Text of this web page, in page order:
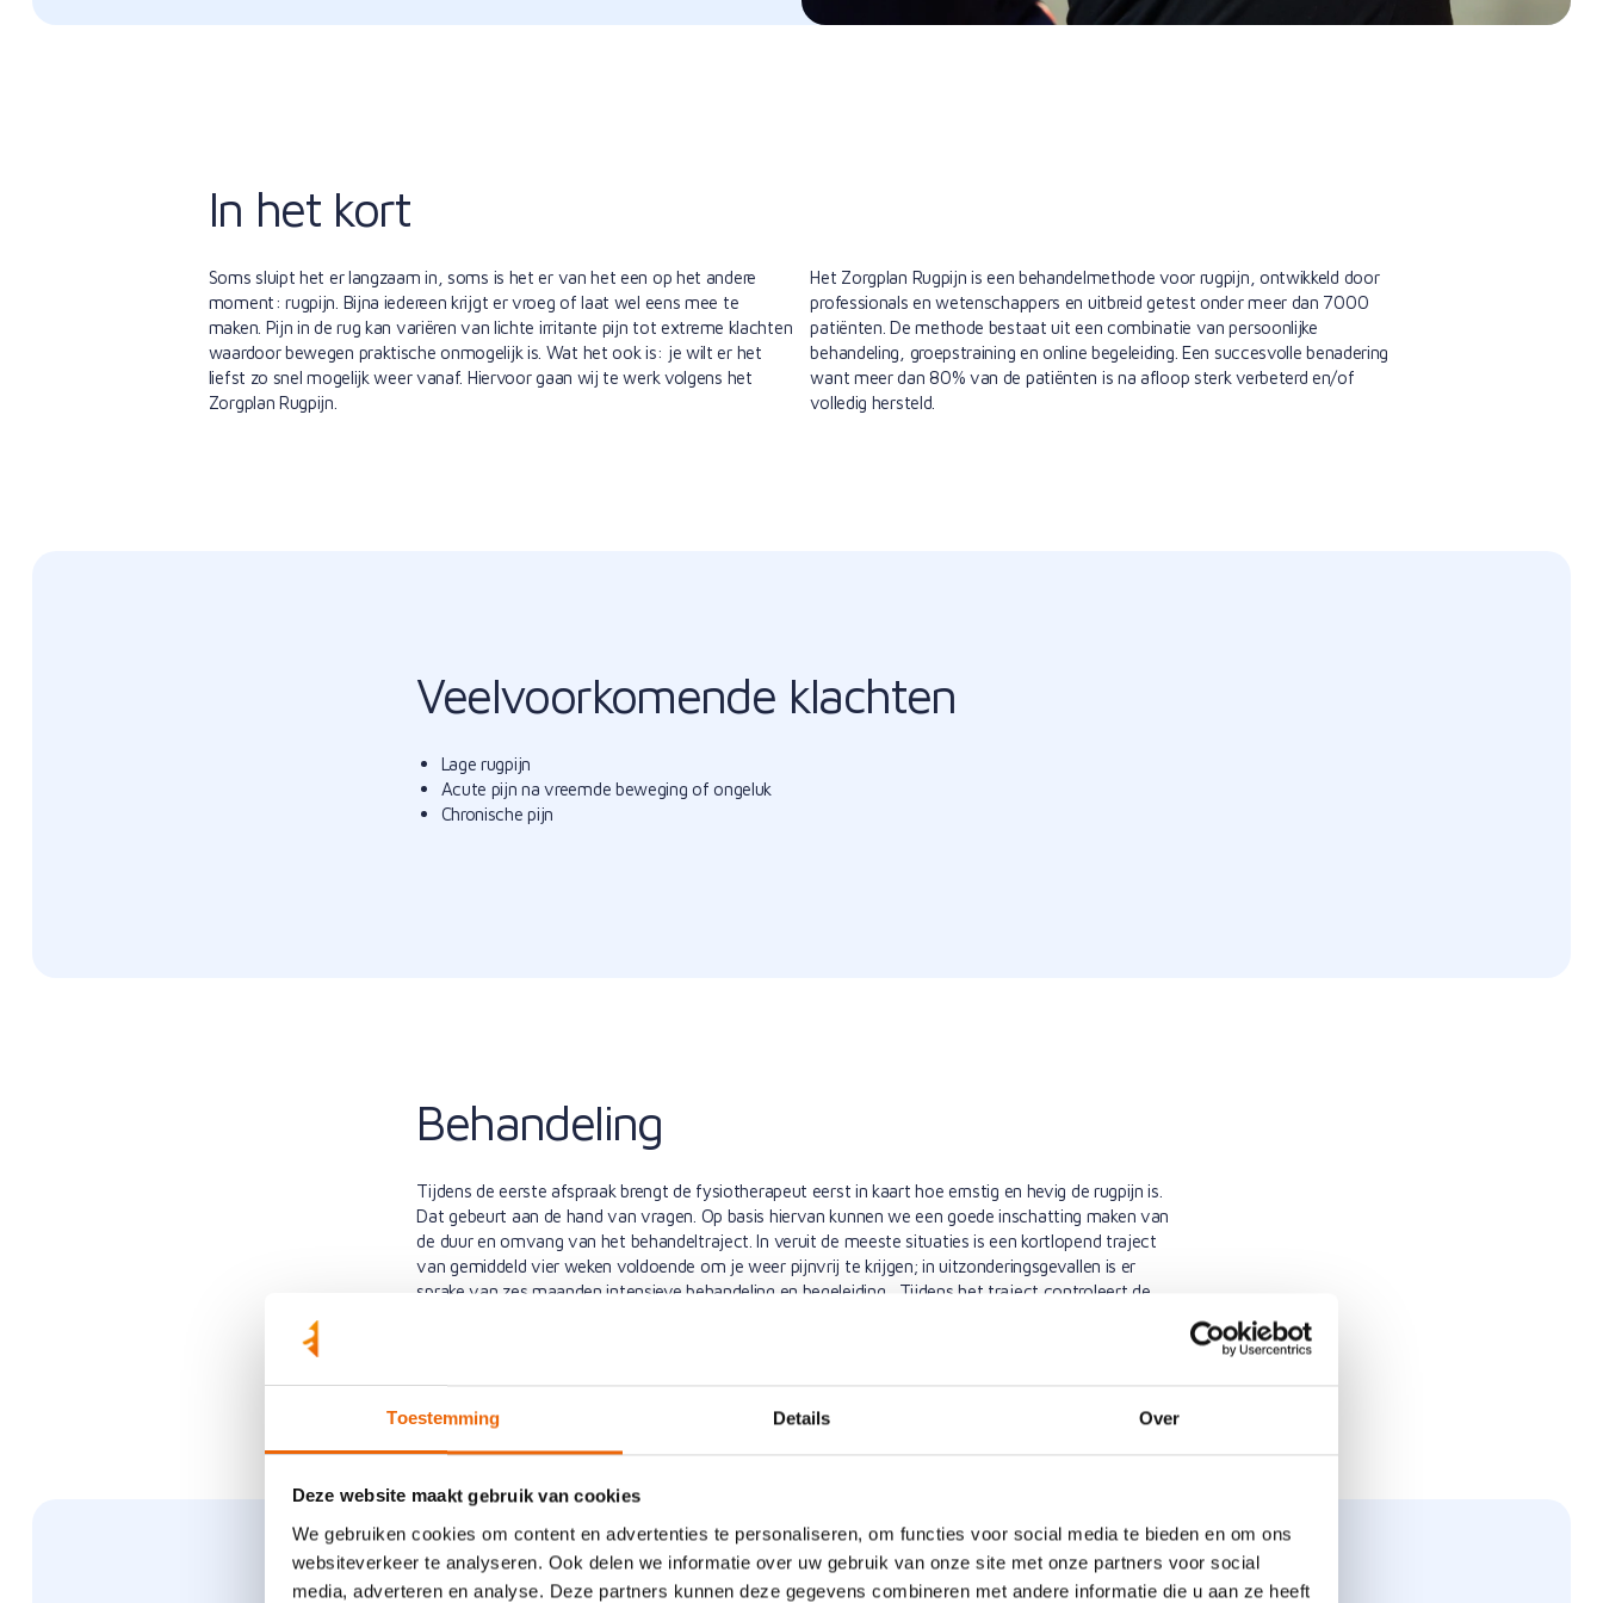
Toestemming Details Over
Deze website maakt gebruik van cookies
We gebruiken cookies om content en advertenties te personaliseren, om functies voor social media te bieden en om ons
websiteverkeer te analyseren. Ook delen we informatie over uw gebruik van onze site met onze partners voor social
media, adverteren en analyse. Deze partners kunnen deze gegevens combineren met andere informatie die u aan ze heeft
In het kort
Soms sluipt het er langzaam in, soms is het er van het een op het andere
moment: rugpijn. Bijna iedereen krijgt er vroeg of laat wel eens mee te
maken. Pijn in de rug kan variëren van lichte irritante pijn tot extreme klachten
waardoor bewegen praktische onmogelijk is. Wat het ook is: je wilt er het
liefst zo snel mogelijk weer vanaf. Hiervoor gaan wij te werk volgens het
Zorgplan Rugpijn.
Het Zorgplan Rugpijn is een behandelmethode voor rugpijn, ontwikkeld door
professionals en wetenschappers en uitbreid getest onder meer dan 7000
patiënten. De methode bestaat uit een combinatie van persoonlijke
behandeling, groepstraining en online begeleiding. Een succesvolle benadering
want meer dan 80% van de patiënten is na afloop sterk verbeterd en/of
volledig hersteld.
Veelvoorkomende klachten
Lage rugpijn
Acute pijn na vreemde beweging of ongeluk
Chronische pijn
Behandeling
Tijdens de eerste afspraak brengt de fysiotherapeut eerst in kaart hoe ernstig en hevig de rugpijn is.
Dat gebeurt aan de hand van vragen. Op basis hiervan kunnen we een goede inschatting maken van
de duur en omvang van het behandeltraject. In veruit de meeste situaties is een kortlopend traject
van gemiddeld vier weken voldoende om je weer pijnvrij te krijgen; in uitzonderingsgevallen is er
sprake van zes maanden intensieve behandeling en begeleiding. Tijdens het traject controleert de